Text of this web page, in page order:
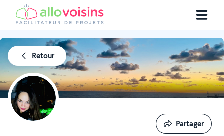
Retour
Partager
Partager